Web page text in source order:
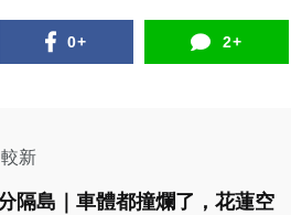
0+ 2+
較新
隔島｜車體都撞爛了，花蓮空
社會